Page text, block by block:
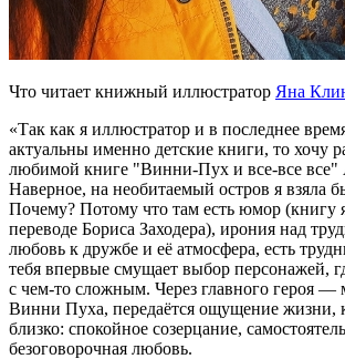
Что читает книжный иллюстратор Яна
«Так как я иллюстратор и в последнее
актуальны именно детские книги, то хочу
любимой книге "Винни-Пух и все-все
Наверное, на необитаемый остров я взяла
Почему? Потому что там есть юмор (книгу
переводе Бориса Заходера), ирония над
любовь к дружбе и её атмосфера, есть
тебя впервые смущает выбор персонажей,
с чем-то сложным. Через главного героя —
Винни Пуха, передаётся ощущение жизни,
близко: спокойное созерцание,
безоговорочная любовь.